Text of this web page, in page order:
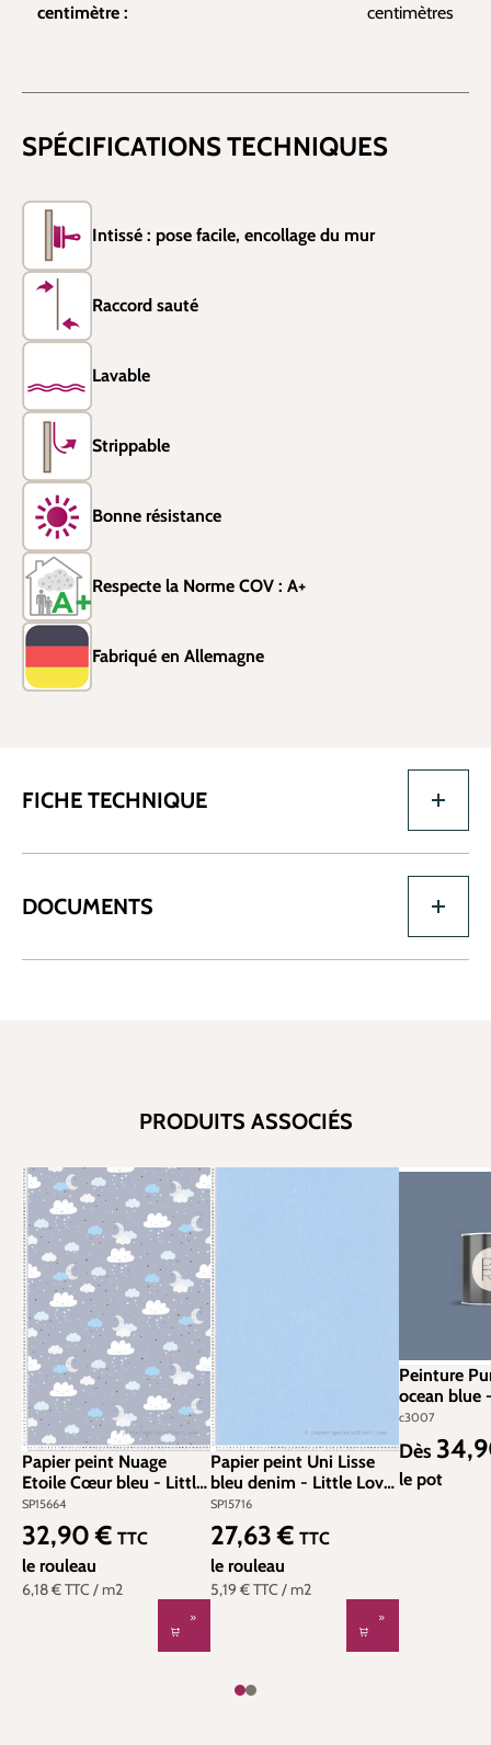
centimètre :
centimètres
SPÉCIFICATIONS TECHNIQUES
Intissé : pose facile, encollage du mur
Raccord sauté
Lavable
Strippable
Bonne résistance
Respecte la Norme COV : A+
Fabriqué en Allemagne
FICHE TECHNIQUE
DOCUMENTS
PRODUITS ASSOCIÉS
Papier peint Nuage
Etoile Cœur bleu - Little
Love d'A.S. Création |
Réf. SP15664
SP15664
6,18 €TTC / m2
Prix régulier :
32,90 € TTC
le rouleau
Papier peint Uni Lisse
bleu denim - Little Love
d'A.S. Création | Réf.
SP15716
SP15716
5,19 €TTC / m2
Prix régulier :
27,63 € TTC
le rouleau
Peinture
ocean blue
c3007
Prix
Dès
le pot